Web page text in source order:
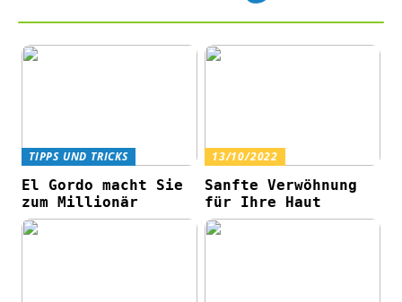
TIPPS UND TRICKS
El Gordo macht Sie
zum Millionär
13/10/2022
Sanfte Verwöhnung
für Ihre Haut